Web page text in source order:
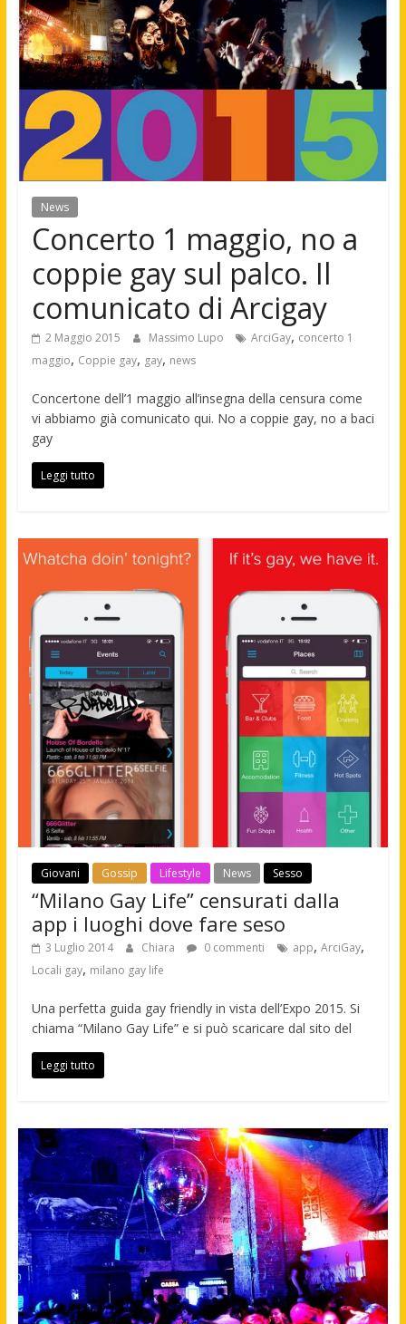
News
Concerto 1 maggio, no a
coppie gay sul palco. Il
comunicato di Arcigay
2 Maggio 2015 Massimo Lupo ArciGay, concerto 1
maggio, Coppie gay, gay, news
Concertone dell’1 maggio all’insegna della censura come
vi abbiamo già comunicato qui. No a coppie gay, no a baci
gay
Leggi tutto
Giovani Gossip Lifestyle News Sesso
“Milano Gay Life” censurati dalla
app i luoghi dove fare seso
3 Luglio 2014 Chiara 0 commenti app, ArciGay,
Locali gay, milano gay life
Una perfetta guida gay friendly in vista dell’Expo 2015. Si
chiama “Milano Gay Life” e si può scaricare dal sito del
Leggi tutto